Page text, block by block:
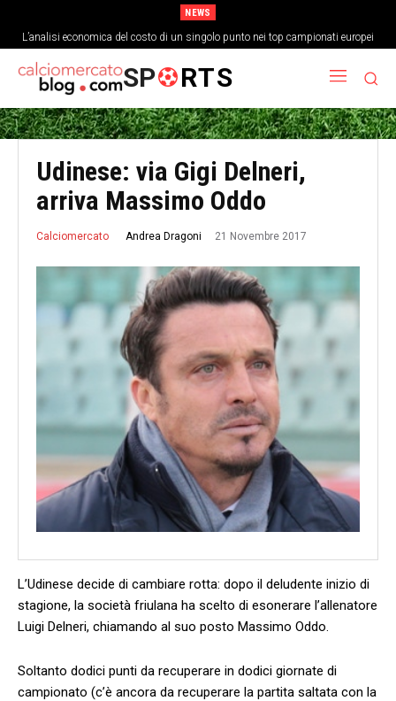
NEWS
L’analisi economica del costo di un singolo punto nei top campionati europei
SP RTS
Udinese: via Gigi Delneri,
arriva Massimo Oddo
Calciomercato Andrea Dragoni 21 Novembre 2017
L’Udinese decide di cambiare rotta: dopo il deludente inizio di
stagione, la società friulana ha scelto di esonerare l’allenatore
Luigi Delneri, chiamando al suo posto Massimo Oddo.
Soltanto dodici punti da recuperare in dodici giornate di
campionato (c’è ancora da recuperare la partita saltata con la